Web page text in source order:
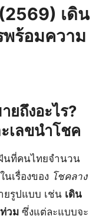
เดิน
พร้อมความ
ยถึงอะไร?
เลขนำโชค
นที่คนไทยจำนวน
เรื่องของ โชคลาง
รูปแบบ เช่น เดิน
วม ซึ่งแต่ละแบบจะ